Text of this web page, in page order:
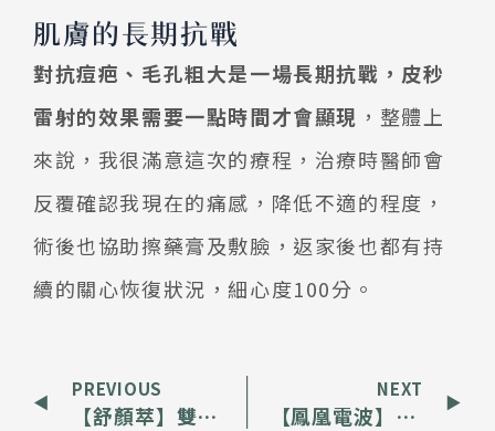
肌膚的長期抗戰
對抗痘疤、毛孔粗大是一場長期抗戰，皮秒
雷射的效果需要一點時間才會顯現 ，整體上
來說，我很滿意這次的療程，治療時醫師會
反覆確認我現在的痛感，降低不適的程度，
術後也協助擦藥膏及敷臉，返家後也都有持
續的關心恢復狀況，細心度100分。
PREVIOUS
【舒顏萃】雙頰日漸澎潤，重拾下垂蘋果肌
NEXT
【鳳凰電波】碧眼探頭緊緻眼周肌膚，重新綻放電眼魅力